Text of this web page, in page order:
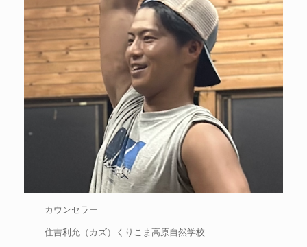
カウンセラー
住吉利允（カズ）くりこま高原自然学校